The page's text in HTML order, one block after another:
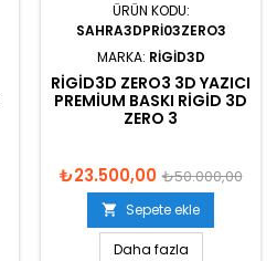
ÜRÜN KODU:
SAHRA3DPRI03ZERO3
MARKA: RIGID3D
RIGID3D ZERO3 3D YAZICI
PREMIUM BASKI RIGID 3D
ZERO 3
₺23.500,00 ₺50.000,00
 Sepete ekle
Daha fazla